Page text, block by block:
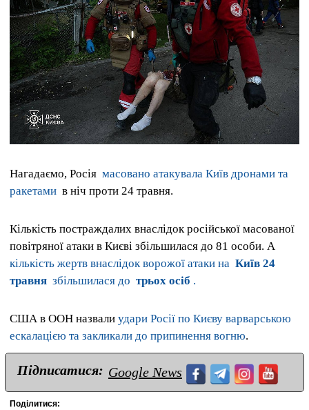
Нагадаємо, Росія масовано атакувала Київ дронами та
ракетами в ніч проти 24 травня.
Кількість постраждалих внаслідок російської масованої
повітряної атаки в Києві збільшилася до 81 особи. А
кількість жертв внаслідок ворожої атаки на Київ 24
травня збільшилася до трьох осіб .
США в ООН назвали удари Росії по Києву варварською
ескалацією та закликали до припинення вогню.
Підписатися: Google News
Поділитися: